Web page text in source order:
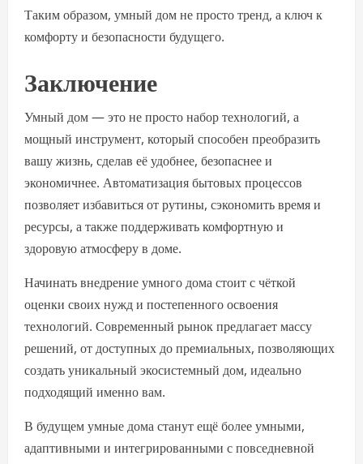
Таким образом, умный дом не просто тренд, а ключ к
комфорту и безопасности будущего.
Заключение
Умный дом — это не просто набор технологий, а
мощный инструмент, который способен преобразить
вашу жизнь, сделав её удобнее, безопаснее и
экономичнее. Автоматизация бытовых процессов
позволяет избавиться от рутины, сэкономить время и
ресурсы, а также поддерживать комфортную и
здоровую атмосферу в доме.
Начинать внедрение умного дома стоит с чёткой
оценки своих нужд и постепенного освоения
технологий. Современный рынок предлагает массу
решений, от доступных до премиальных, позволяющих
создать уникальный экосистемный дом, идеально
подходящий именно вам.
В будущем умные дома станут ещё более умными,
адаптивными и интегрированными с повседневной